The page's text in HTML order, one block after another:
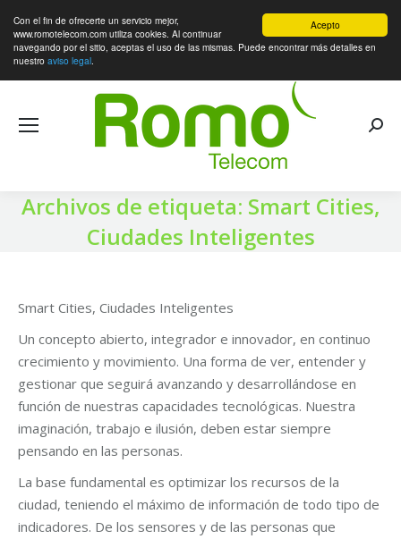
Acepto
Con el fin de ofrecerte un servicio mejor,
www.romotelecom.com utiliza cookies. Al continuar
navegando por el sitio, aceptas el uso de las mismas. Puede encontrar más detalles en
nuestro aviso legal.
Archivos de etiqueta: Smart Cities,
Ciudades Inteligentes
Smart Cities, Ciudades Inteligentes
Un concepto abierto, integrador e innovador, en continuo
crecimiento y movimiento. Una forma de ver, entender y
gestionar que seguirá avanzando y desarrollándose en
función de nuestras capacidades tecnológicas. Nuestra
imaginación, trabajo e ilusión, deben estar siempre
pensando en las personas.
La base fundamental es optimizar los recursos de la
ciudad, teniendo el máximo de información de todo tipo de
indicadores. De los sensores y de las personas que